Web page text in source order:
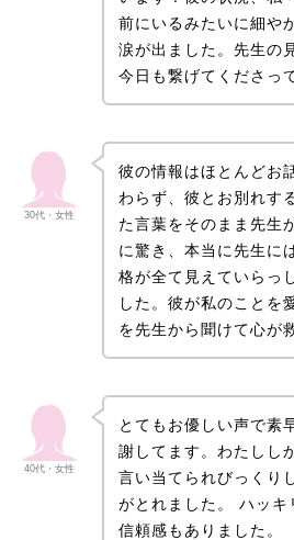
前にいるみたいに細や
涙が出ました。先生の
今日も繋げてくださっ
30代・女性
彼の情報はほとんどお
わらず、彼とお別れす
た言葉をそのまま先生
に驚き、本当に先生に
格が全て見えていらっ
した。彼が私のことを
を先生から聞けて心が
40代・女性
とてもお優しい声で素
謝してます。わたしし
言い当てられびっくり
がとれました。 ハッ
信頼感もありました。